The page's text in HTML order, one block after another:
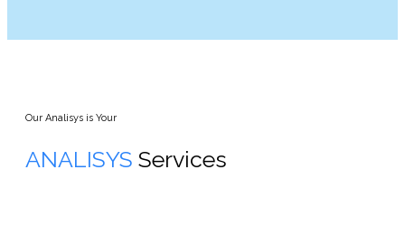
Our Analisys is Your
ANALISYS Services